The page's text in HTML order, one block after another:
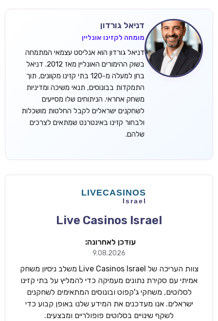
דניאל גורדון
מומחה לקזינו אונליין
דניאל גורדון הוא אנליסט עצמאי המתמחה
בשוק ההימורים האונליין מאז 2012. דניאל
בחן למעלה מ-120 בתי קזינו מקוונים, תוך
התמקדות בבונוסים, תנאי משיכה ומדיניות
משחק אחראי. הניתוחים שלו מסייעים
לשחקנים ישראלים לקבל החלטות מושכלות
ולבחור קזינו באינטרנט שמתאים לצרכים
שלהם.
Live Casinos Israel
עודכן לאחרונה:
9.08.2026
צוות העריכה של Live Casinos Israel משלב ניסיון משחק
אמיתי עם סקירת נתונים מעמיקה כדי להמליץ על בתי קזינו
לסלוטים, משחקי ג'קפוט ובונוסים המתאימים לשחקנים
ישראלים. אנו מעדכנים את המידע שלנו באופן קבוע כדי
לשקף שינויים בסלוטים פופולריים ומבצעים.